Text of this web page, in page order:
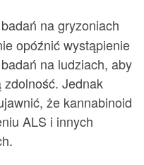
na gryzoniach
opóźnić wystąpienie
na ludziach, aby
Jednak
że kannabinoid
ALS i innych